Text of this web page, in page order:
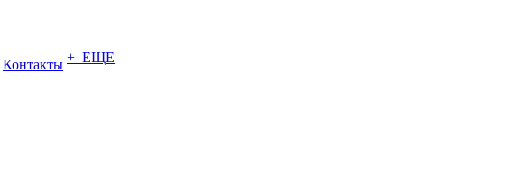
Контакты + ЕЩЕ